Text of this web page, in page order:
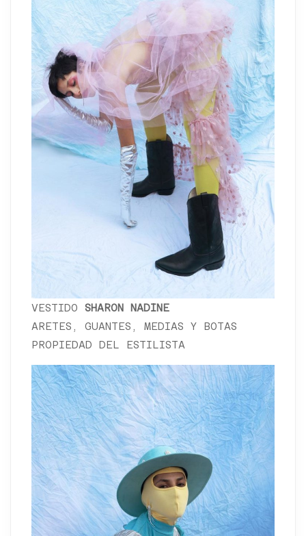
VESTIDO SHARON NADINE
ARETES, GUANTES, MEDIAS Y BOTAS
PROPIEDAD DEL ESTILISTA